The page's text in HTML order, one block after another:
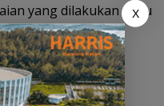
yang dilakukan yaitu
pelaporan upah,
Data Badan Usaha
program donasi.
X